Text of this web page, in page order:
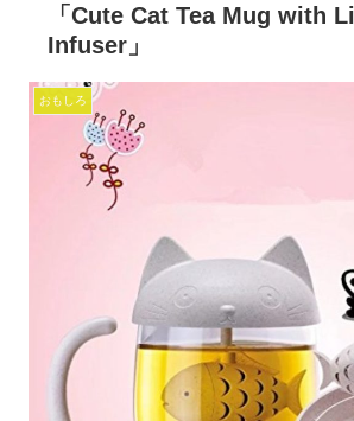
「Cute Cat Tea Mug with
Infuser」
おもしろ